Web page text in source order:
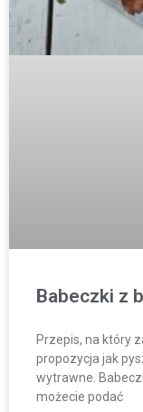
Babeczki z
Przepis, na który
propozycja jak
wytrawne.
możecie podać